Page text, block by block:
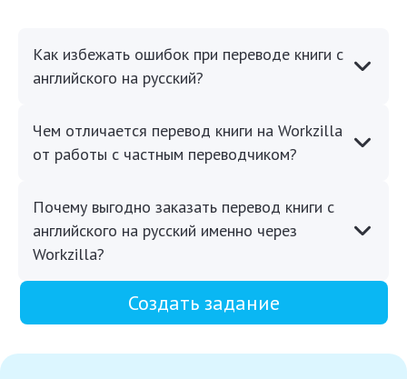
Как избежать ошибок при переводе книги с
английского на русский?
Чем отличается перевод книги на Workzilla
от работы с частным переводчиком?
Почему выгодно заказать перевод книги с
английского на русский именно через
Workzilla?
Создать задание